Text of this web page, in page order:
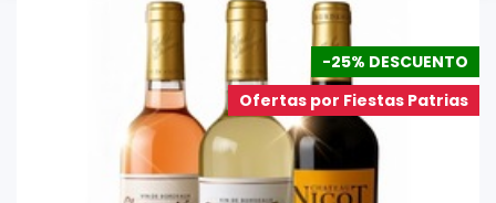
-25% DESCUENTO
Ofertas por Fiestas Patrias